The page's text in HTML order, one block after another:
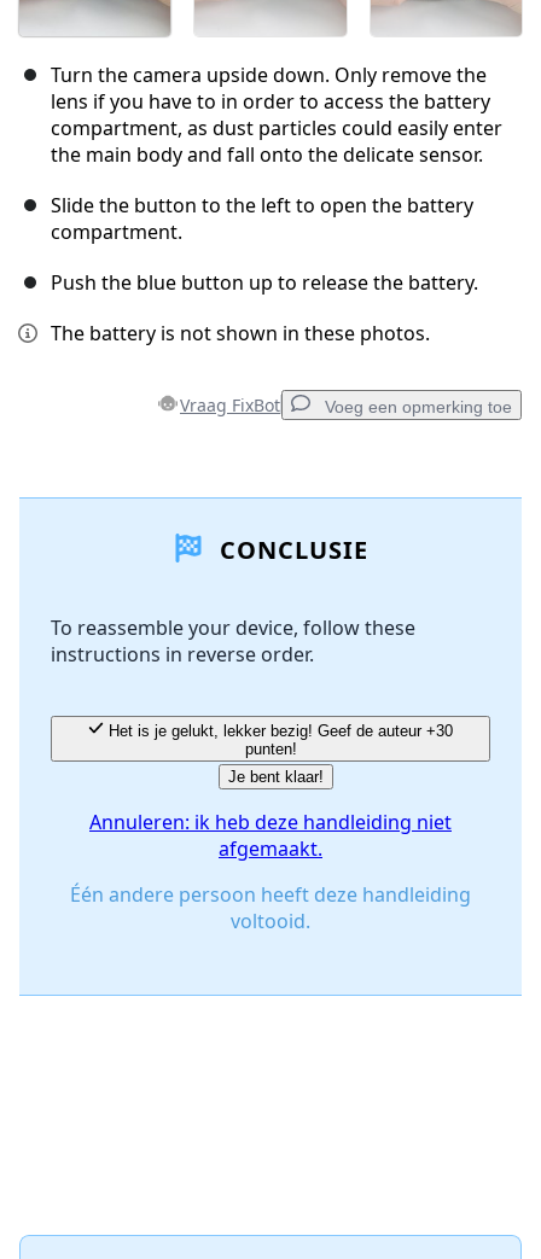
Turn the camera upside down. Only remove the
lens if you have to in order to access the battery
compartment, as dust particles could easily enter
the main body and fall onto the delicate sensor.
Slide the button to the left to open the battery
compartment.
Push the blue button up to release the battery.
The battery is not shown in these photos.
Vraag FixBot Voeg een opmerking toe
Voeg opmerking toe
Annuleren
CONCLUSIE
To reassemble your device, follow these
instructions in reverse order.
punten!
Je bent klaar!
Annuleren: ik heb deze handleiding niet
afgemaakt.
Één andere persoon heeft deze handleiding
voltooid.